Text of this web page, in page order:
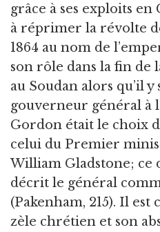
grâce à ses exploits
à réprimer la révolte
1864 au nom de
son rôle dans la fin de
au Soudan alors qu’il
gouverneur général à
Gordon était le choix
celui du Premier
William Gladstone;
décrit le général
(Pakenham, 215). Il est
zèle chrétien et son